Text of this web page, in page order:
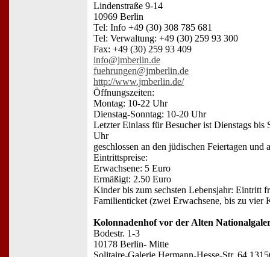
Lindenstraße 9-14
10969 Berlin
Tel: Info +49 (30) 308 785 681
Tel: Verwaltung: +49 (30) 259 93 300
Fax: +49 (30) 259 93 409
info@jmberlin.de
fuehrungen@jmberlin.de
http://www.jmberlin.de/
Öffnungszeiten:
Montag: 10-22 Uhr
Dienstag-Sonntag: 10-20 Uhr
Letzter Einlass für Besucher ist Dienstags bis
Uhr
geschlossen an den jüdischen Feiertagen und
Eintrittspreise:
Erwachsene: 5 Euro
Ermäßigt: 2.50 Euro
Kinder bis zum sechsten Lebensjahr: Eintritt
Familienticket (zwei Erwachsene, bis zu vier
Kolonnadenhof vor der Alten
Bodestr. 1-3
10178 Berlin- Mitte